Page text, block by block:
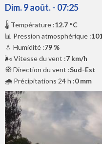
Dim. 9 août. - 07:25
🌡️ Température :12.7 °C
📊 Pression atmosphérique :
💧 Humidité :79 %
🌬️ Vitesse du vent :7 km/h
🧭 Direction du vent :Sud-Est
🌧️ Précipitations 24 h :0 mm